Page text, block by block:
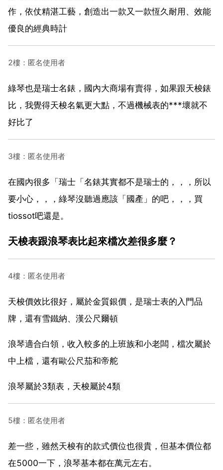
作，依仗精湛工藝，創造出一款又一款恆久耐用、效能
優良的經典時計
2樓：匿名使用者
綠琴也是瑞士名錶，國內大商場有賣得，如果跟天梭錶
比，我覺得天梭名氣更大點，不過機械表的***壞就不
好比了
3樓：匿名使用者
在國內很多「瑞士「名錶其實都不是瑞士的，，，所以
要小心，，，綠琴沒聽過應該「國產」的吧，，，買
tiossot吧還是。
天梭表跟浪琴表比起來檔次差很多麼？
4樓：匿名使用者
天梭價效比很好，屬於金質銀價，是瑞士表的入門品
牌，還有雪鐵納、漢公尺爾頓
浪琴適合白領，收入較多的上班族和小老闆，檔次屬於
中上檔，還有歐公尺茄和帝舵
浪琴屬於3類表，天梭屬於4類
5樓：匿名使用者
差一些，雖然天梭有的款式價位也很貴，但基本價位都
在5000一下，浪琴基本都在萬元左右。